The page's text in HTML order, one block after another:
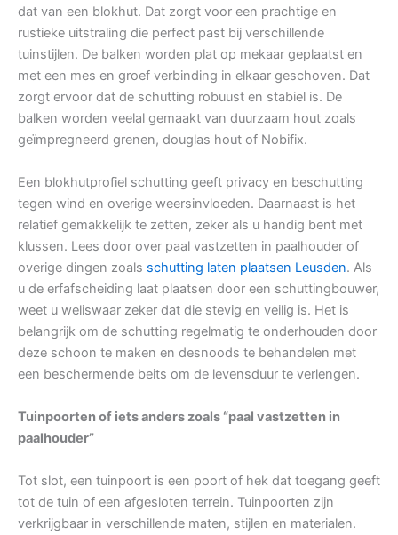
dat van een blokhut. Dat zorgt voor een prachtige en
rustieke uitstraling die perfect past bij verschillende
tuinstijlen. De balken worden plat op mekaar geplaatst en
met een mes en groef verbinding in elkaar geschoven. Dat
zorgt ervoor dat de schutting robuust en stabiel is. De
balken worden veelal gemaakt van duurzaam hout zoals
geïmpregneerd grenen, douglas hout of Nobifix.
Een blokhutprofiel schutting geeft privacy en beschutting
tegen wind en overige weersinvloeden. Daarnaast is het
relatief gemakkelijk te zetten, zeker als u handig bent met
klussen. Lees door over paal vastzetten in paalhouder of
overige dingen zoals schutting laten plaatsen Leusden. Als
u de erfafscheiding laat plaatsen door een schuttingbouwer,
weet u weliswaar zeker dat die stevig en veilig is. Het is
belangrijk om de schutting regelmatig te onderhouden door
deze schoon te maken en desnoods te behandelen met
een beschermende beits om de levensduur te verlengen.
Tuinpoorten of iets anders zoals “paal vastzetten in
paalhouder”
Tot slot, een tuinpoort is een poort of hek dat toegang geeft
tot de tuin of een afgesloten terrein. Tuinpoorten zijn
verkrijgbaar in verschillende maten, stijlen en materialen.